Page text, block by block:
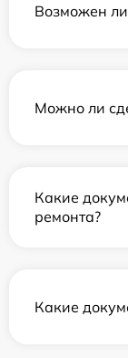
Возможен ли
Можно ли
Какие
ремонта?
Какие